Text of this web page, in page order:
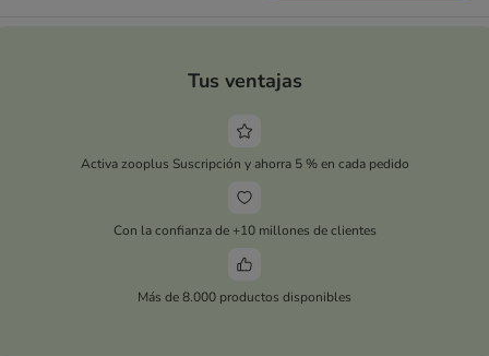
Tus ventajas
Activa zooplus Suscripción y ahorra 5 % en cada pedido
Con la confianza de +10 millones de clientes
Más de 8.000 productos disponibles